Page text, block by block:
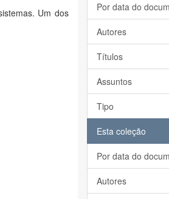
Um dos
Por data do
Autores
Títulos
Assuntos
Tipo
Esta coleção
Por data do
Autores